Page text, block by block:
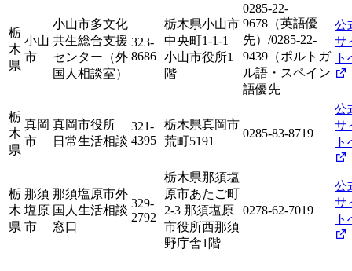
栃
木
県
小山
市
小山市多文化
共生総合支援
センター（外
国人相談室）
323-
8686
栃木県小山市
中央町1-1-1
小山市役所1
階
0285-22-
9678（英語優
先）/0285-22-
9439（ポルトガ
ル語・スペイン
語優先
公
サ
ト
栃
木
県
真岡
市
真岡市役所
日常生活相談
321-
4395
栃木県真岡市
荒町5191
0285-83-8719
公
サ
ト
栃
木
県
那須
塩原
市
那須塩原市外
国人生活相談
窓口
329-
2792
栃木県那須塩
原市あたご町
2-3 那須塩原
市役所西那須
野庁舎1階
0278-62-7019
公
サ
ト